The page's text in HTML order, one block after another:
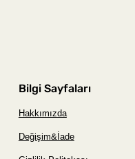
Bilgi Sayfaları
Hakkımızda
Değişim&İade